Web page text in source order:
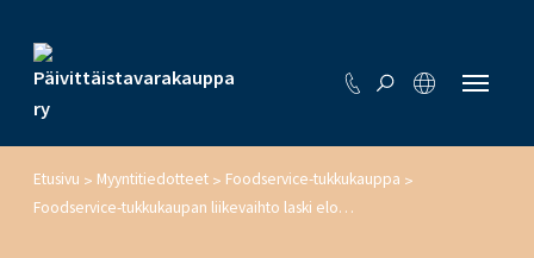
Etusivu > Myyntitiedotteet > Foodservice-tukkukauppa >
Foodservice-tukkukaupan liikevaihto laski elokuussa 3,7 % edellisvuodesta